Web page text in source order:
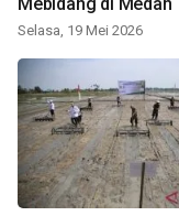
Selasa, 19 Mei 2026